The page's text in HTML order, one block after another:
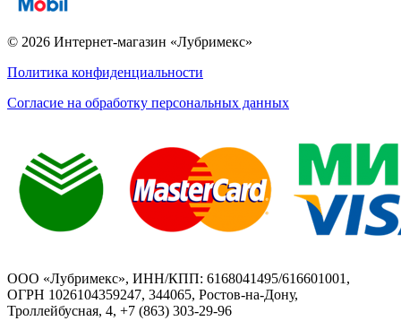
© 2026 Интернет-магазин «Лубримекс»
Политика конфиденциальности
Согласие на обработку персональных данных
ООО «Лубримекс», ИНН/КПП: 6168041495/616601001,
ОГРН 1026104359247, 344065, Ростов-на-Дону,
Троллейбусная, 4, +7 (863) 303-29-96